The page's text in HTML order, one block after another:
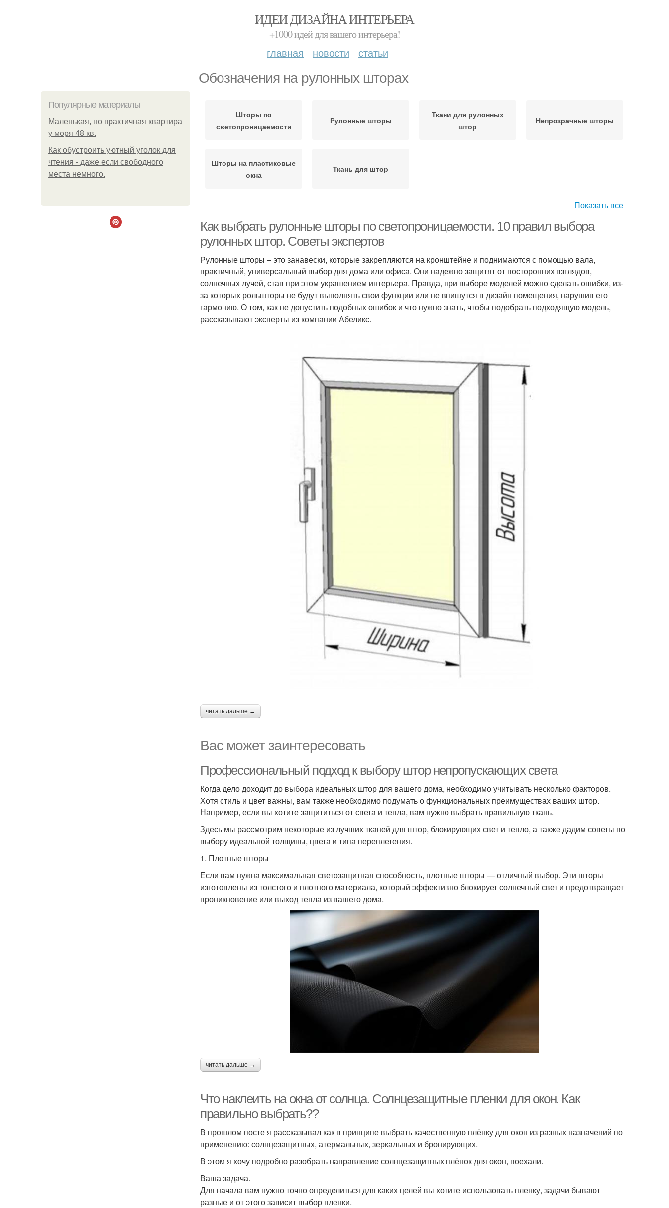
ИДЕИ ДИЗАЙНА ИНТЕРЬЕРА
+1000 идей для вашего интерьера!
главная новости статьи
Обозначения на рулонных шторах
Популярные материалы
Маленькая, но практичная квартира
у моря 48 кв.
Как обустроить уютный уголок для
чтения - даже если свободного
места немного.
Шторы по
светопроницаемости
Рулонные шторы
Ткани для рулонных
штор
Непрозрачные шторы
Шторы на пластиковые
окна
Ткань для штор
Показать все
Как выбрать рулонные шторы по светопроницаемости. 10 правил выбора
рулонных штор. Советы экспертов
Рулонные шторы – это занавески, которые закрепляются на кронштейне и поднимаются с помощью вала,
практичный, универсальный выбор для дома или офиса. Они надежно защитят от посторонних взглядов,
солнечных лучей, став при этом украшением интерьера. Правда, при выборе моделей можно сделать ошибки, из-
за которых рольшторы не будут выполнять свои функции или не впишутся в дизайн помещения, нарушив его
гармонию. О том, как не допустить подобных ошибок и что нужно знать, чтобы подобрать подходящую модель,
рассказывают эксперты из компании Абеликс.
читать дальше →
Вас может заинтересовать
Профессиональный подход к выбору штор непропускающих света
Когда дело доходит до выбора идеальных штор для вашего дома, необходимо учитывать несколько факторов.
Хотя стиль и цвет важны, вам также необходимо подумать о функциональных преимуществах ваших штор.
Например, если вы хотите защититься от света и тепла, вам нужно выбрать правильную ткань.
Здесь мы рассмотрим некоторые из лучших тканей для штор, блокирующих свет и тепло, а также дадим советы по
выбору идеальной толщины, цвета и типа переплетения.
1. Плотные шторы
Если вам нужна максимальная светозащитная способность, плотные шторы — отличный выбор. Эти шторы
изготовлены из толстого и плотного материала, который эффективно блокирует солнечный свет и предотвращает
проникновение или выход тепла из вашего дома.
читать дальше →
Что наклеить на окна от солнца. Солнцезащитные пленки для окон. Как
правильно выбрать??
В прошлом посте я рассказывал как в принципе выбрать качественную плёнку для окон из разных назначений по
применению: солнцезащитных, атермальных, зеркальных и бронирующих.
В этом я хочу подробно разобрать направление солнцезащитных плёнок для окон, поехали.
Ваша задача.
Для начала вам нужно точно определиться для каких целей вы хотите использовать пленку, задачи бывают
разные и от этого зависит выбор пленки.